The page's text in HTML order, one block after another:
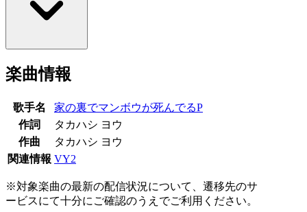
楽曲情報
歌手名
家の裏でマンボウが死んでるP
作詞
タカハシ ヨウ
作曲
タカハシ ヨウ
関連情報 VY2
※対象楽曲の最新の配信状況について、遷移先のサ
ービスにて十分にご確認のうえでご利用ください。